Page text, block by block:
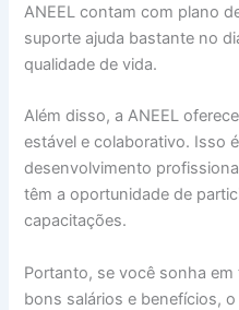
ANEEL contam com plano
suporte ajuda bastante no
qualidade de vida.
Além disso, a ANEEL
estável e colaborativo. Isso
desenvolvimento
têm a oportunidade de
capacitações.
Portanto, se você sonha
bons salários e benefícios,